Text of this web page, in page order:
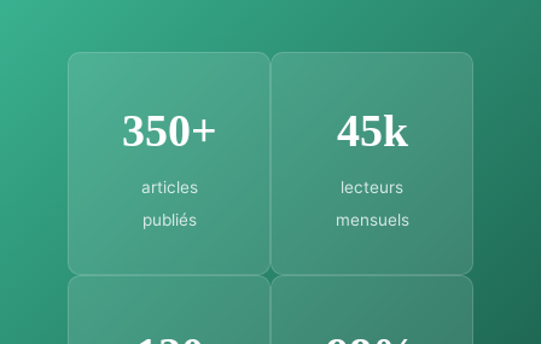
350+
articles
publiés
45k
lecteurs
mensuels